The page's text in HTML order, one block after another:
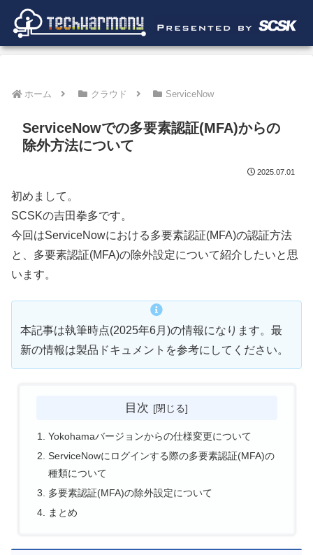
ホーム クラウド ServiceNow
ServiceNowでの多要素認証(MFA)からの
除外方法について
2025.07.01
初めまして。
SCSKの吉田拳多です。
今回はServiceNowにおける多要素認証(MFA)の認証方法
と、多要素認証(MFA)の除外設定について紹介したいと思
います。
本記事は執筆時点(2025年6月)の情報になります。最
新の情報は製品ドキュメントを参考にしてください。
目次
Yokohamaバージョンからの仕様変更について
ServiceNowにログインする際の多要素認証(MFA)の
種類について
多要素認証(MFA)の除外設定について
まとめ